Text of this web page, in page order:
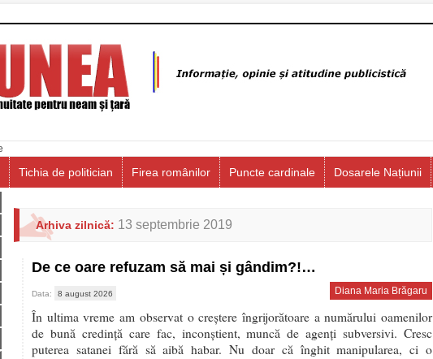
Tichia de politician Firea românilor Puncte cardinale Dosarele Națiunii
Arhiva zilnică: 13 septembrie 2019
De ce oare refuzam să mai și gândim?!…
Data: 8 august 2026 Diana Maria Brăgaru
În ultima vreme am observat o creștere îngrijorătoare a numărului oamenilor
de bună credință care fac, inconștient, muncă de agenți subversivi. Cresc
puterea satanei fără să aibă habar. Nu doar că înghit manipularea, ci o